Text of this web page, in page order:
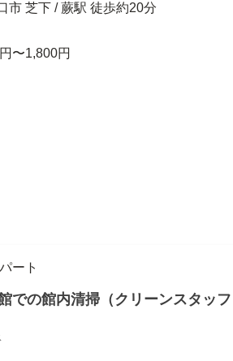
市 芝下 / 蕨駅 徒歩約20分
〜1,800円
ート
での館内清掃（クリーンスタッ